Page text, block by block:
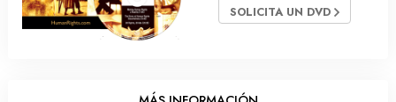
SOLICITA UN DVD